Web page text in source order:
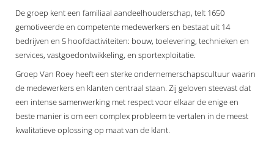
De groep kent een familiaal aandeelhouderschap, telt 1650
gemotiveerde en competente medewerkers en bestaat uit 14
bedrijven en 5 hoofdactiviteiten: bouw, toelevering, technieken en
services, vastgoedontwikkeling, en sportexploitatie.
Groep Van Roey heeft een sterke ondernemerschapscultuur waarin
de medewerkers en klanten centraal staan. Zij geloven steevast dat
een intense samenwerking met respect voor elkaar de enige en
beste manier is om een complex probleem te vertalen in de meest
kwalitatieve oplossing op maat van de klant.
Ze
gebruikt
deze
kan de
niet